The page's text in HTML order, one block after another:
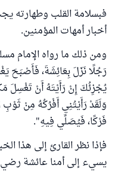
فبسلامة القلب وطهارته
أخبار أمهات المؤمنين.
رَجُلًا نَزَلَ بِعَائِشَةَ، فَأَصْبَحَ
يُجْزِئُكَ إِنْ رَأَيْتَهُ أَنْ تَغْسِلَ
وَلَقَدْ رَأَيْتُنِي أَفْرُكُهُ مِنْ
فَرْكًا، فَيُصَلِّي فِيهِ".
فإذا نظر القارئ إلى هذا
يسيء إلى أمنا عائشة رضي